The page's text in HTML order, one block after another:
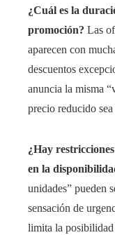
¿Cuál es la
promoción? Las
aparecen con
descuentos
anuncia la misma
precio reducido
¿Hay
en la
unidades” pueden
sensación de
limita la posibilidad